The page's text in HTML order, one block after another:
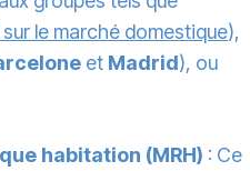
sur le marché domestique),
et Madrid), ou
habitation (MRH) : Ce